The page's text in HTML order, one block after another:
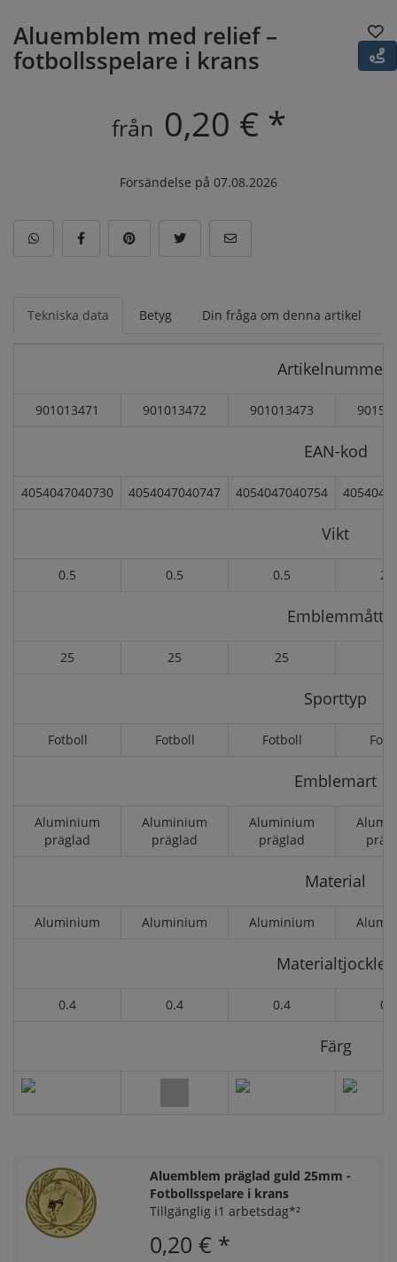
Aluemblem med relief –
fotbollsspelare i krans
från 0,20 € *
Försändelse på 07.08.2026
Tekniska data Betyg Din fråga om denna artikel
Artikelnummer:
901013471 901013472 901013473
EAN-kod
4054047040730 4054047040747 4054047040754
Vikt
0.5 0.5 0.5 2.1
Emblemmått
25 25 25
Sporttyp
Fotboll Fotboll Fotboll
Emblemart
Aluminium
präglad
Aluminium
präglad
Aluminium
präglad
Material
Aluminium Aluminium Aluminium
Materialtjocklek
0.4 0.4 0.4 0.4
Färg
Aluemblem präglad guld 25mm -
Fotbollsspelare i krans
Tillgänglig i1 arbetsdag*²
0,20 € *